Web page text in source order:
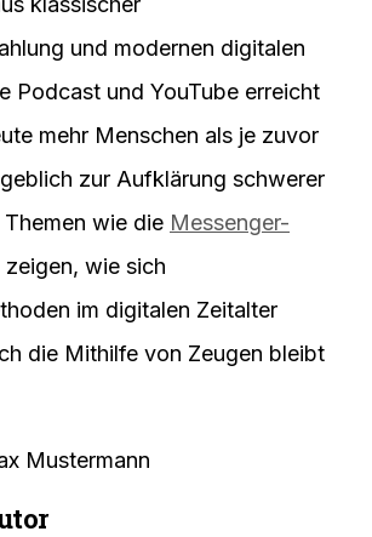
und modernen digitalen
Podcast und YouTube erreicht
mehr Menschen als je zuvor
zur Aufklärung schwerer
wie die Messenger-
zeigen, wie sich
im digitalen Zeitalter
die Mithilfe von Zeugen bleibt